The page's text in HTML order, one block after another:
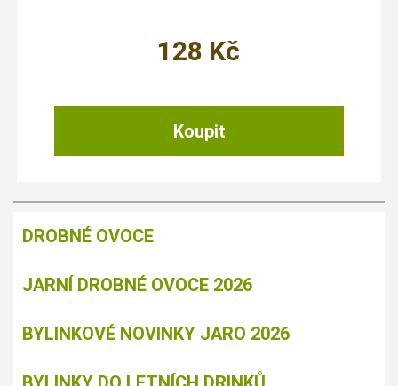
128 Kč
DROBNÉ OVOCE
JARNÍ DROBNÉ OVOCE 2026
BYLINKOVÉ NOVINKY JARO 2026